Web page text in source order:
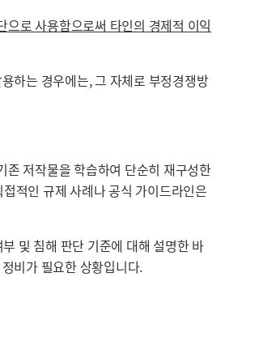
로 사용함으로써 타인의 경제적 이익
하는 경우에는, 그 자체로 부정경쟁방
저작물을 학습하여 단순히 재구성한
적인 규제 사례나 공식 가이드라인은
및 침해 판단 기준에 대해 설명한 바
비가 필요한 상황입니다.